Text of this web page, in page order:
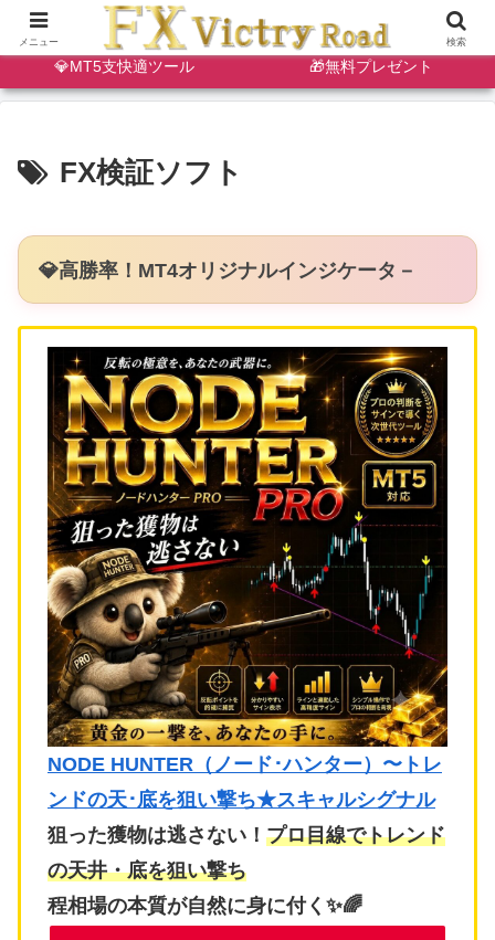
🔷天・底狙い撃ちインジ ✨ゴールドスキャルインジ
💎MT5支快適ツール 🎁無料プレゼント
FX検証ソフト
💎高勝率！MT4オリジナルインジケータ－
NODE HUNTER（ノード･ハンター）〜トレ
ンドの天･底を狙い撃ち★スキャルシグナル
狙った獲物は逃さない！ プロ目線でトレンド
の天井・底を狙い撃ち
程相場の本質が自然に身に付く✨🌈
メニュー 検索